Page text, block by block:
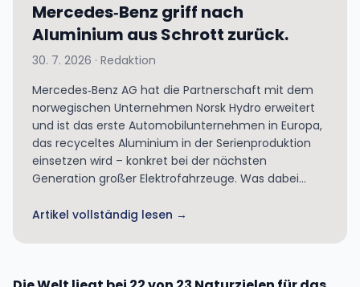
Mercedes‑Benz griff nach
Aluminium aus Schrott zurück.
30. 7. 2026 · Redaktion
Mercedes‑Benz AG hat die Partnerschaft mit dem
norwegischen Unternehmen Norsk Hydro erweitert
und ist das erste Automobilunternehmen in Europa,
das recyceltes Aluminium in der Serienproduktion
einsetzen wird – konkret bei der nächsten
Generation großer Elektrofahrzeuge. Was dabei
Artikel vollständig lesen →